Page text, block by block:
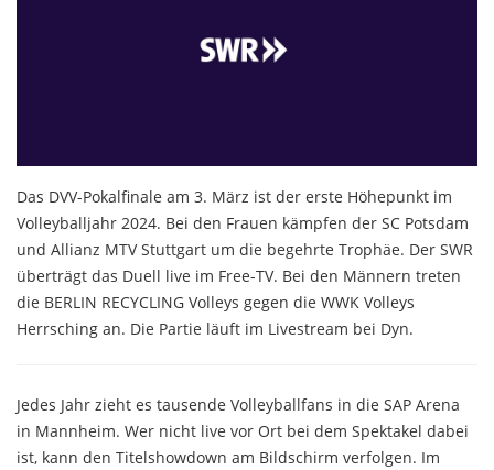
Das DVV-Pokalfinale am 3. März ist der erste Höhepunkt im
Volleyballjahr 2024. Bei den Frauen kämpfen der SC Potsdam
und Allianz MTV Stuttgart um die begehrte Trophäe. Der SWR
überträgt das Duell live im Free-TV. Bei den Männern treten
die BERLIN RECYCLING Volleys gegen die WWK Volleys
Herrsching an. Die Partie läuft im Livestream bei Dyn.
Jedes Jahr zieht es tausende Volleyballfans in die SAP Arena
in Mannheim. Wer nicht live vor Ort bei dem Spektakel dabei
ist, kann den Titelshowdown am Bildschirm verfolgen. Im